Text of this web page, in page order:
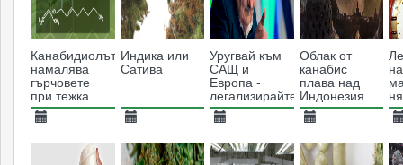
Канабидиолът
намалява
гърчовете
при тежка
епилепсия
7025
Индика или
Сатива
22263
Уругвай към
САЩ и
Европа -
легализирайте
конопа
10441
Облак от
канабис
плава над
Индонезия
3211
на
да